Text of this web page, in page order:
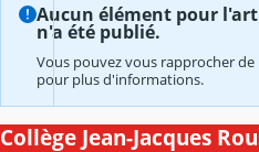
Aucun élément pour
n'a été publié.
Vous pouvez vous rapprocher
pour plus d'informations.
Collège Jean-Jacques